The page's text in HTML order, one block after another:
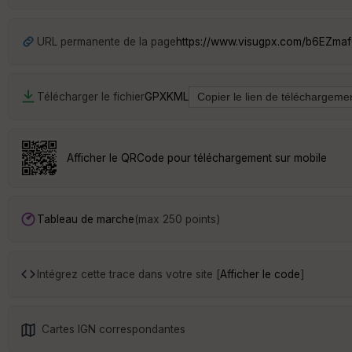
URL permanente de la pagehttps://www.visugpx.com/
Télécharger le fichierGPXKML
Afficher le QRCode pour téléchargement sur mobile
Tableau de marche(max 250 points)
Intégrez cette trace dans votre site [Afficher le code]
Cartes IGN correspondantes